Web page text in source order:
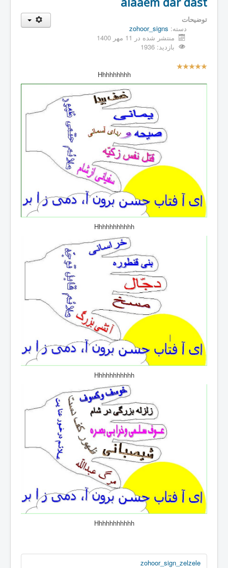
توضیحات
دسته: zohoor_signs
منتشر شده در 11 مهر 1400
بازدید: 1936
ا
ت
Hhhhhhhhh
Hhhhhhhhhhh
Hhhhhhhhhhh
Hhhhhhhhhhh
zohoor_sign_zelzele